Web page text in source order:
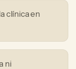
clínica en
ni